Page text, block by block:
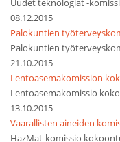
Uudet teknologiat -
08.12.2015
Palokuntien
Palokuntien
21.10.2015
Lentoasemakomission
Lentoasemakomissio
13.10.2015
Vaarallisten aineiden
HazMat-komissio